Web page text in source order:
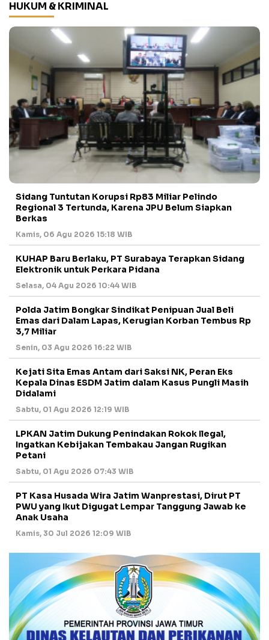
HUKUM & KRIMINAL
Sidang Tuntutan Korupsi Rp83 Miliar Pelindo
Regional 3 Tertunda, Karena JPU Belum Siapkan
Berkas
Kamis, 06 Agu 2026 15:18 WIB
KUHAP Baru Berlaku, PT Surabaya Terapkan Sidang
Elektronik untuk Perkara Pidana
Selasa, 04 Agu 2026 10:44 WIB
Polda Jatim Bongkar Sindikat Penipuan Jual Beli
Emas dari Dalam Lapas, Kerugian Korban Tembus Rp
3,7 Miliar
Senin, 03 Agu 2026 16:22 WIB
Kejati Sita Emas Antam dari Saksi NK, Peran Eks
Kepala Dinas ESDM Jatim dalam Kasus Pungli Masih
Didalami
Sabtu, 01 Agu 2026 12:19 WIB
LPKAN Jatim Dukung Penindakan Rokok Ilegal,
Ingatkan Kebijakan Tembakau Jangan Rugikan
Petani
Sabtu, 01 Agu 2026 07:43 WIB
PT Kasa Husada Wira Jatim Wanprestasi, Dirut PT
PWU yang Ikut Digugat Lempar Tanggung Jawab ke
Anak Usaha
Kamis, 30 Jul 2026 12:09 WIB